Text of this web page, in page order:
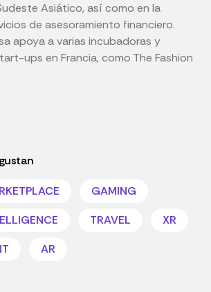
Asiático, así como en la
de asesoramiento financiero.
apoya a varias incubadoras y
ups en Francia, como The Fashion
GAMING
TRAVEL
XR
AR